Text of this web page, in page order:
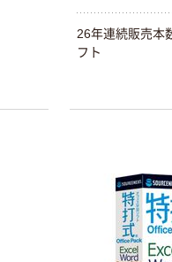
26年連続販売本
フト